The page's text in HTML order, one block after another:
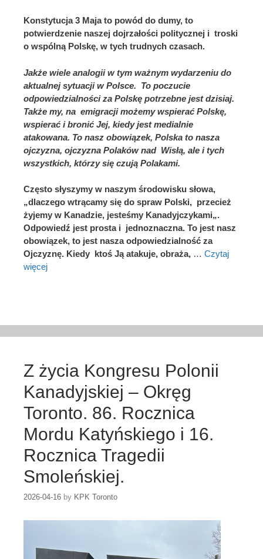
Konstytucja 3 Maja to powód do dumy, to
potwierdzenie naszej dojrzałości politycznej i troski
o wspólną Polskę, w tych trudnych czasach.
Jakże wiele analogii w tym ważnym wydarzeniu do
aktualnej sytuacji w Polsce. To poczucie
odpowiedzialności za Polskę potrzebne jest dzisiaj.
Także my, na emigracji możemy wspierać Polskę,
wspierać i bronić Jej, kiedy jest medialnie
atakowana. To nasz obowiązek, Polska to nasza
ojczyzna, ojczyzna Polaków nad Wisłą, ale i tych
wszystkich, którzy się czują Polakami.
Często słyszymy w naszym środowisku słowa,
„dlaczego wtrącamy się do spraw Polski, przecież
żyjemy w Kanadzie, jesteśmy Kanadyjczykami„.
Odpowiedź jest prosta i jednoznaczna. To jest nasz
obowiązek, to jest nasza odpowiedzialność za
Ojczyznę. Kiedy ktoś Ją atakuje, obraża, … Czytaj
więcej
Z życia Kongresu Polonii
Kanadyjskiej – Okręg
Toronto. 86. Rocznica
Mordu Katyńskiego i 16.
Rocznica Tragedii
Smoleńskiej.
2026-04-16 by KPK Toronto